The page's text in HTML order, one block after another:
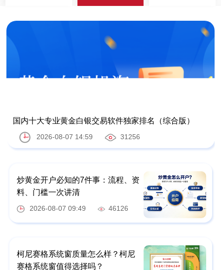
国内十大专业黄金白银交易软件独家排名（综合版）
2026-08-07 14:59 31256
炒黄金开户必知的7件事：流程、资
料、门槛一次讲清
2026-08-07 09:49 46126
柯尼赛格系统窗质量怎么样？柯尼
赛格系统窗值得选择吗？